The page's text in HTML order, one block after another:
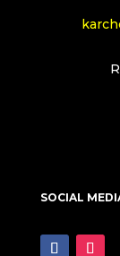
SOCIAL